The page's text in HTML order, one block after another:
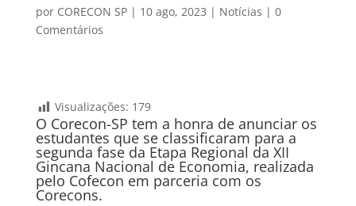
por CORECON SP| 10 ago, 2023 | Notícias | 0
Comentários
Visualizações: 179
O Corecon-SP tem a honra de anunciar os
estudantes que se classificaram para a
segunda fase da Etapa Regional da XII
Gincana Nacional de Economia, realizada
pelo Cofecon em parceria com os
Corecons.